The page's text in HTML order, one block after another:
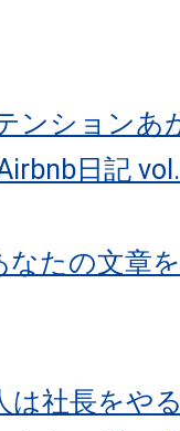
ンションあ
日記
なたの文章
は社長をや